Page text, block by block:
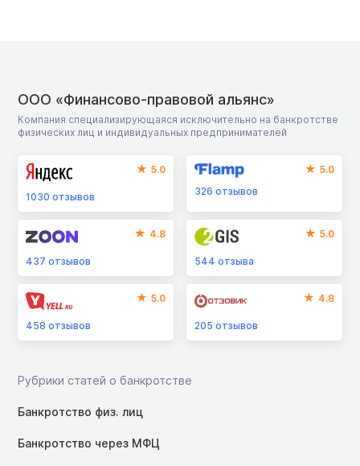
ООО «Финансово-правовой альянс»
Компания специализирующаяся исключительно на банкротстве
физических лиц и индивидуальных предпринимателей
5.0
1030 отзывов
5.0
326отзывов
4.8
437 отзывов
5.0
544отзыва
5.0
458 отзывов
4.8
205отзывов
Рубрики статей о банкротстве
Банкротство физ. лиц
Банкротство через МФЦ